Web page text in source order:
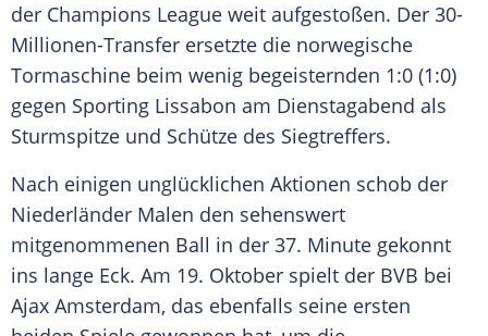
der Champions League weit aufgestoßen. Der 30-
Millionen-Transfer ersetzte die norwegische
Tormaschine beim wenig begeisternden 1:0 (1:0)
gegen Sporting Lissabon am Dienstagabend als
Sturmspitze und Schütze des Siegtreffers.
Nach einigen unglücklichen Aktionen schob der
Niederländer Malen den sehenswert
mitgenommenen Ball in der 37. Minute gekonnt
ins lange Eck. Am 19. Oktober spielt der BVB bei
Ajax Amsterdam, das ebenfalls seine ersten